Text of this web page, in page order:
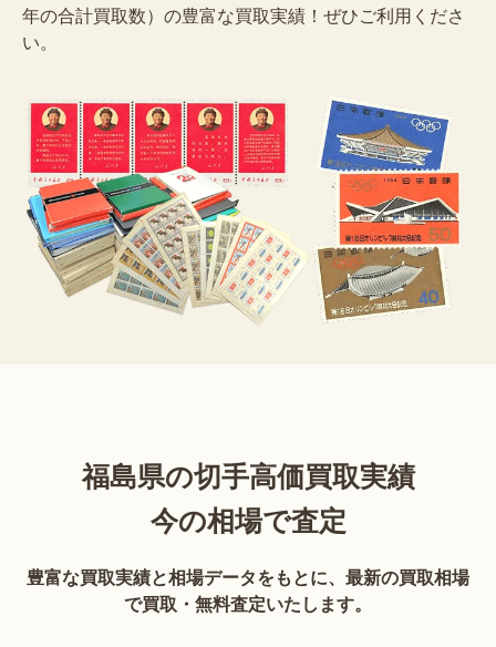
年の合計買取数）の豊富な買取実績！ぜひご利用くださ
い。
福島県の切手高価買取実績
今の相場で査定
豊富な買取実績と相場データをもとに、最新の買取相場
で買取・無料査定いたします。